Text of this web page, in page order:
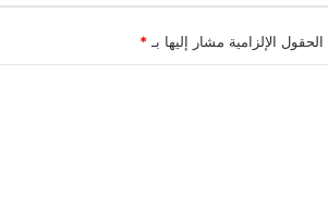
الحقول الإلزامية مشار إليها بـ *